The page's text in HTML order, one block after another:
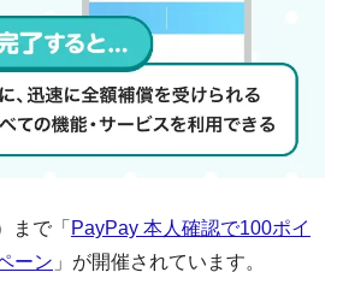
まで「 PayPay 本人確認で100ポイ
ーン 」が開催されています。